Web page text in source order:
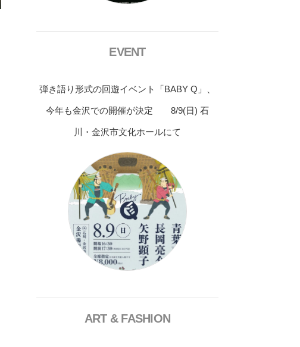
EVENT
弾き語り形式の回遊イベント「BABY Q」、
今年も金沢での開催が決定 8/9(日) 石
川・金沢市文化ホールにて
ART & FASHION